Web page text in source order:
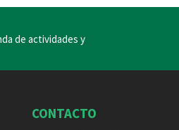
de actividades y
CONTACTO